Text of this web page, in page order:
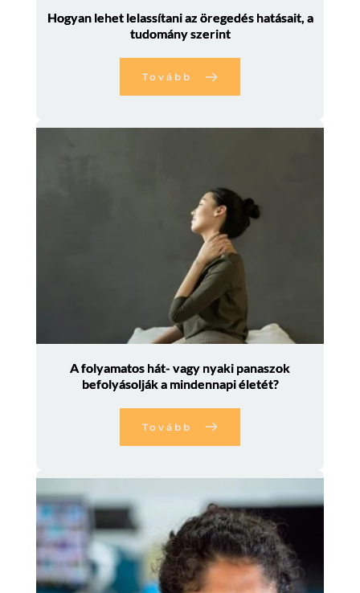
Hogyan lehet lelassítani az öregedés hatásait, a
tudomány szerint
Tovább
A folyamatos hát- vagy nyaki panaszok
befolyásolják a mindennapi életét?
Tovább